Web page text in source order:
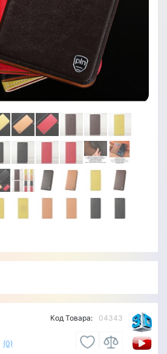
(0)
Код Товара: 04343